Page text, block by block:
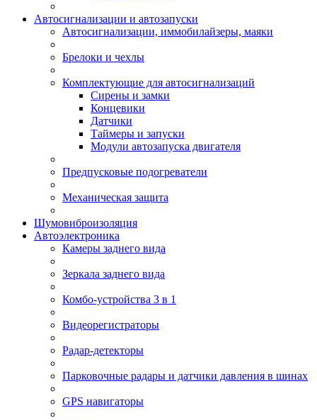
Автосигнализации и автозапуски
Автосигнализации, иммобилайзеры, маяки
Брелоки и чехлы
Комплектующие для автосигнализаций
Сирены и замки
Концевики
Датчики
Таймеры и запуски
Модули автозапуска двигателя
Предпусковые подогреватели
Механическая защита
Шумовиброизоляция
Автоэлектроника
Камеры заднего вида
Зеркала заднего вида
Комбо-устройства 3 в 1
Видеорегистраторы
Радар-детекторы
Парковочные радары и датчики давления в шинах
GPS навигаторы